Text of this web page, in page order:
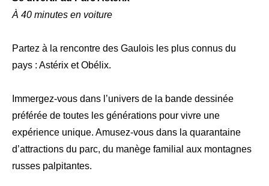
À 40 minutes en voiture
Partez à la rencontre des Gaulois les plus connus du
pays : Astérix et Obélix.
Immergez-vous dans l’univers de la bande dessinée
préférée de toutes les générations pour vivre une
expérience unique. Amusez-vous dans la quarantaine
d’attractions du parc, du manège familial aux montagnes
russes palpitantes.